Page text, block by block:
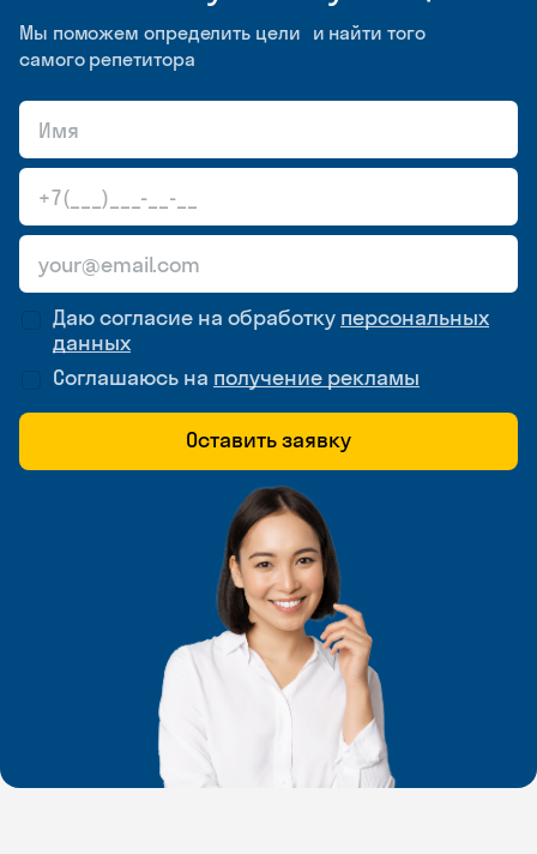
Мы поможем определить цели и найти того
самого репетитора
Даю согласие на обработку персональных
данных
Соглашаюсь на получение рекламы
Оставить заявку